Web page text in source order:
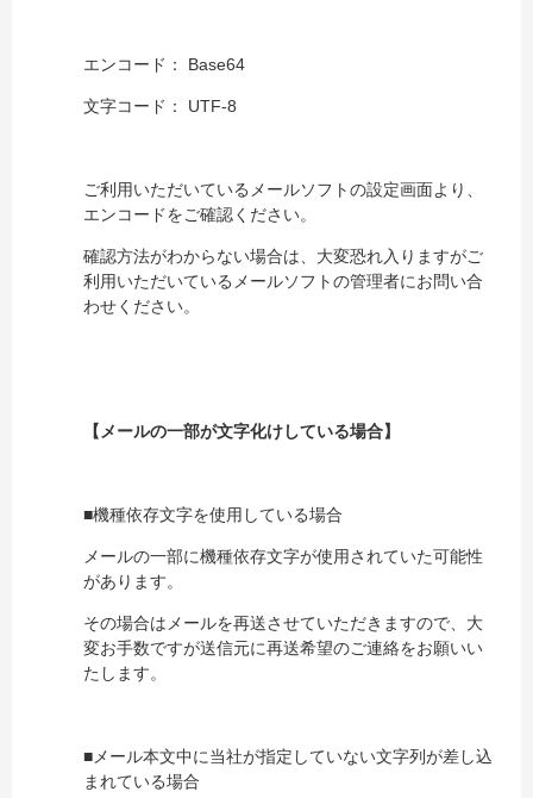
エンコード： Base64
文字コード： UTF-8
ご利用いただいているメールソフトの設定画面より、
エンコードをご確認ください。
確認方法がわからない場合は、大変恐れ入りますがご
利用いただいているメールソフトの管理者にお問い合
わせください。
【メールの一部が文字化けしている場合】
■機種依存文字を使用している場合
メールの一部に機種依存文字が使用されていた可能性
があります。
その場合はメールを再送させていただきますので、大
変お手数ですが送信元に再送希望のご連絡をお願いい
たします。
■メール本文中に当社が指定していない文字列が差し込
まれている場合